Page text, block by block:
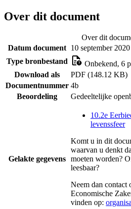
Over dit document
Over dit
Datum document 10 september 2020
Type bronbestand
Onbekend, 6
Download als
PDF (148.12 KB)
Documentnummer 4b
Beoordeling
Gedeeltelijke
Gelakte gegevens
10.2e
levenssfeer
Komt u in dit
waarvan u denkt
moeten worden?
leesbaar?
Neem dan contact
Economische
vinden op: